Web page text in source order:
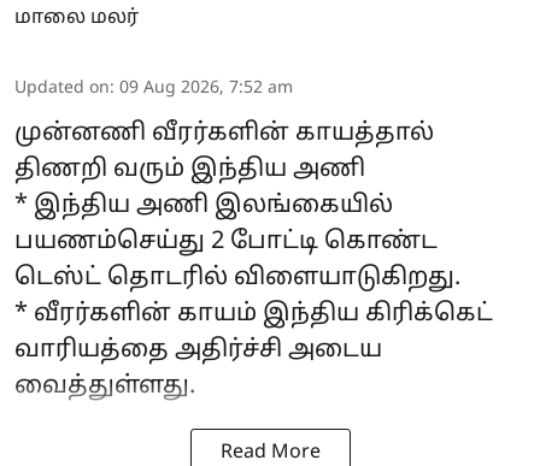
மாலை மலர்
Updated on: 09 Aug 2026, 7:52 am
முன்னணி வீரர்களின் காயத்தால்
திணறி வரும் இந்திய அணி
* இந்திய அணி இலங்கையில்
பயணம்செய்து 2 போட்டி கொண்ட
டெஸ்ட் தொடரில் விளையாடுகிறது.
* வீரர்களின் காயம் இந்திய கிரிக்கெட்
வாரியத்தை அதிர்ச்சி அடைய
வைத்துள்ளது.
Read More